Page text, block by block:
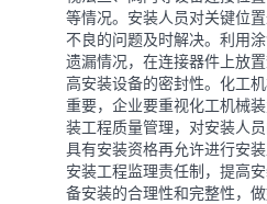
等情况。安装人员对关键位
不良的问题及时解决。利用
遗漏情况，在连接器件上放
高安装设备的密封性。化工
重要，企业要重视化工机械
装工程质量管理，对安装人
具有安装资格再允许进行安
安装工程监理责任制，提高
备安装的合理性和完整性，